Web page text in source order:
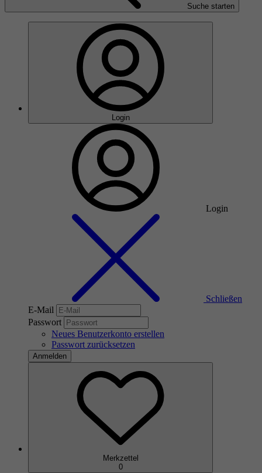
Suche starten
Login
Login
Schließen
E-Mail
Passwort
Neues Benutzerkonto erstellen
Passwort zurücksetzen
Anmelden
Merkzettel
0